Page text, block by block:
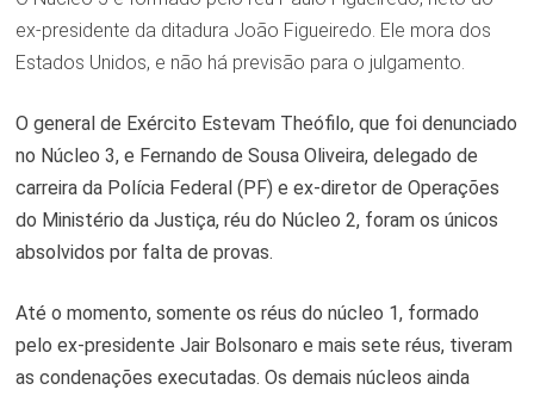
ex-presidente da ditadura João Figueiredo. Ele mora dos
Estados Unidos, e não há previsão para o julgamento.
O general de Exército Estevam Theófilo, que foi denunciado
no Núcleo 3, e Fernando de Sousa Oliveira, delegado de
carreira da Polícia Federal (PF) e ex-diretor de Operações
do Ministério da Justiça, réu do Núcleo 2, foram os únicos
absolvidos por falta de provas.
Até o momento, somente os réus do núcleo 1, formado
pelo ex-presidente Jair Bolsonaro e mais sete réus, tiveram
as condenações executadas. Os demais núcleos ainda